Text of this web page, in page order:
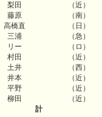
梨田
（近）
藤原
（南）
高橋直
（日）
三浦
（急）
リー
（ロ）
村田
（近）
土井
（西）
井本
（近）
平野
（近）
柳田
（近）
計